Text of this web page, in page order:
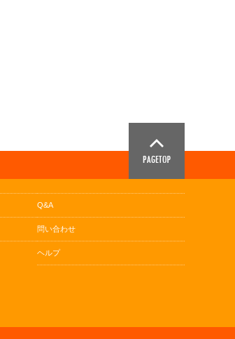
Q&A
問い合わせ
ヘルプ